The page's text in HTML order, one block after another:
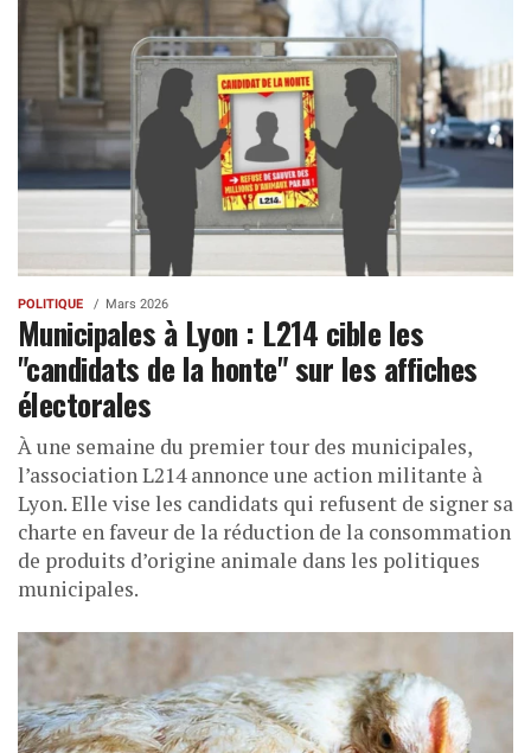
POLITIQUE Mars 2026
Municipales à Lyon : L214 cible les
"candidats de la honte" sur les affiches
électorales
À une semaine du premier tour des municipales,
l’association L214 annonce une action militante à
Lyon. Elle vise les candidats qui refusent de signer sa
charte en faveur de la réduction de la consommation
de produits d’origine animale dans les politiques
municipales.